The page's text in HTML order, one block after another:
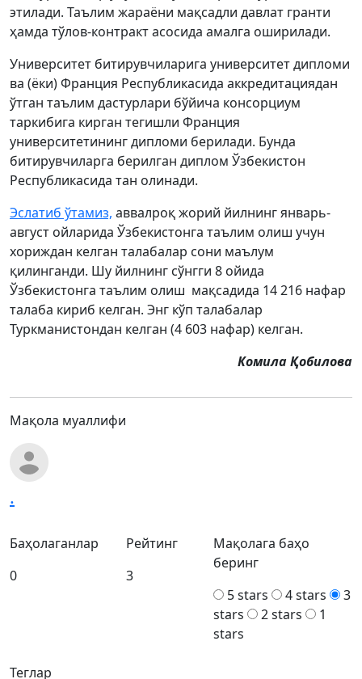
этилади. Таълим жараёни мақсадли давлат гранти
ҳамда тўлов-контракт асосида амалга оширилади.
Университет битирувчиларига университет дипломи
ва (ёки) Франция Республикасида аккредитациядан
ўтган таълим дастурлари бўйича консорциум
таркибига кирган тегишли Франция
университетининг дипломи берилади. Бунда
битирувчиларга берилган диплом Ўзбекистон
Республикасида тан олинади.
Эслатиб ўтамиз, аввалроқ жорий йилнинг январь-
август ойларида Ўзбекистонга таълим олиш учун
хориждан келган талабалар сони маълум
қилинганди. Шу йилнинг сўнгги 8 ойида
Ўзбекистонга таълим олиш мақсадида 14 216 нафар
талаба кириб келган. Энг кўп талабалар
Туркманистондан келган (4 603 нафар) келган.
Комила Қобилова
Мақола муаллифи
.
Теглар
Баҳолаганлар
0
Рейтинг
3
Мақолага баҳо
беринг
5 stars
4 stars
3
stars
2 stars
1
stars